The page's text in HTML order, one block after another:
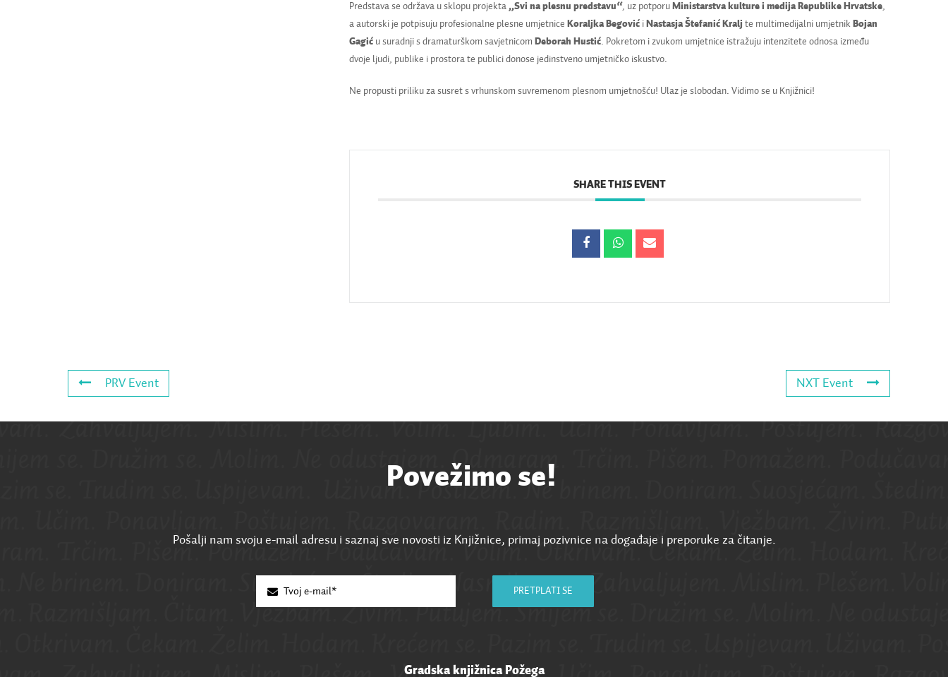
Predstava se održava u sklopu projekta „Svi na plesnu predstavu“, uz potporu Ministarstva kulture i medija Republike Hrvatske,
a autorski je potpisuju profesionalne plesne umjetnice Koraljka Begović i Nastasja Štefanić Kralj te multimedijalni umjetnik Bojan
Gagić u suradnji s dramaturškom savjetnicom Deborah Hustić. Pokretom i zvukom umjetnice istražuju intenzitete odnosa između
dvoje ljudi, publike i prostora te publici donose jedinstveno umjetničko iskustvo.
Ne propusti priliku za susret s vrhunskom suvremenom plesnom umjetnošću! Ulaz je slobodan. Vidimo se u Knjižnici!
SHARE THIS EVENT
PRV Event NXT Event
Povežimo se!
Pošalji nam svoju e-mail adresu i saznaj sve novosti iz Knjižnice, primaj pozivnice na događaje i preporuke za čitanje.
PRETPLATI SE
Gradska knjižnica Požega